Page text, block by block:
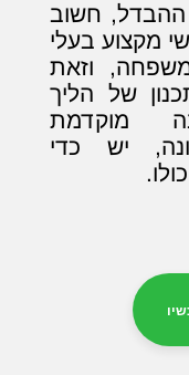
חשוב
מקצוע בעלי
וזאת
של הליך
מוקדמת
יש כדי